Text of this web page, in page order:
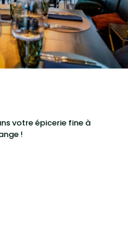
votre épicerie fine à
!